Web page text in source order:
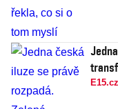
E15.cz